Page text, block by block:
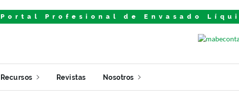
Portal Profesional de Envasado
Recursos Revistas Nosotros